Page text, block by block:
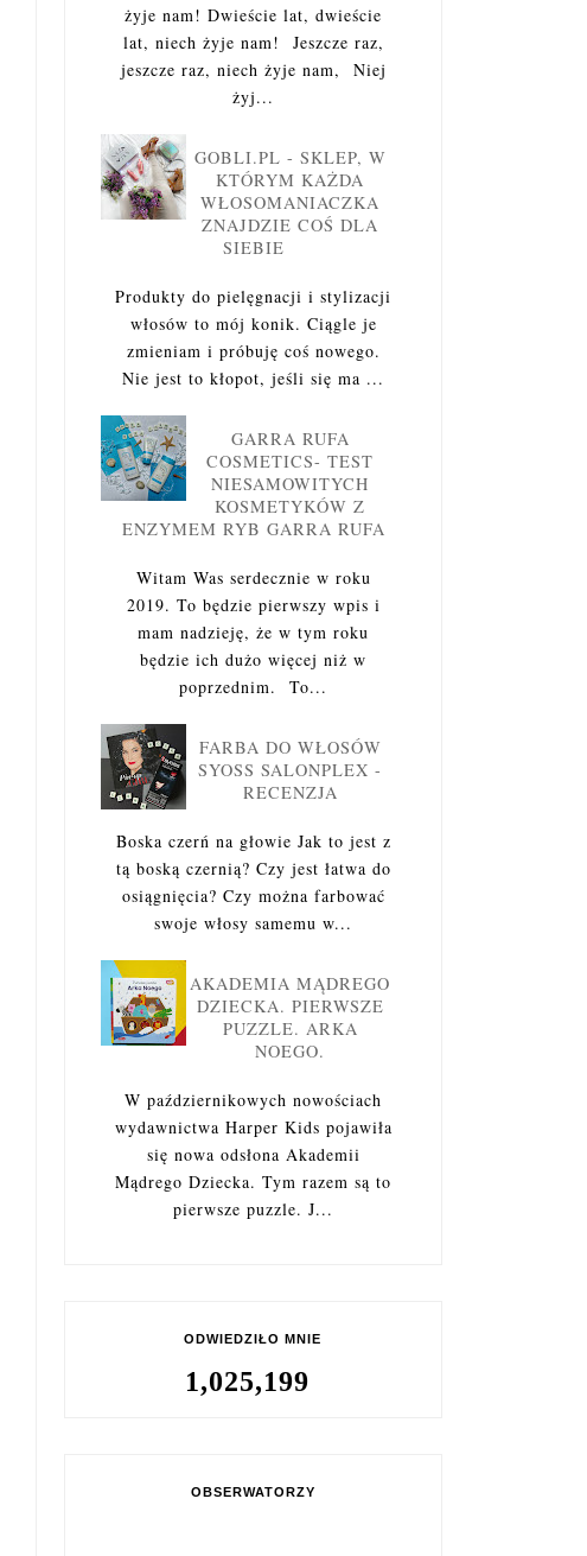
żyje nam! Dwieście lat, dwieście
lat, niech żyje nam! Jeszcze raz,
jeszcze raz, niech żyje nam, Niej
żyj...
GOBLI.PL - SKLEP, W
KTÓRYM KAŻDA
WŁOSOMANIACZKA
ZNAJDZIE COŚ DLA
SIEBIE
Produkty do pielęgnacji i stylizacji
włosów to mój konik. Ciągle je
zmieniam i próbuję coś nowego.
Nie jest to kłopot, jeśli się ma ...
GARRA RUFA
COSMETICS- TEST
NIESAMOWITYCH
KOSMETYKÓW Z
ENZYMEM RYB GARRA RUFA
Witam Was serdecznie w roku
2019. To będzie pierwszy wpis i
mam nadzieję, że w tym roku
będzie ich dużo więcej niż w
poprzednim. To...
FARBA DO WŁOSÓW
SYOSS SALONPLEX -
RECENZJA
Boska czerń na głowie Jak to jest z
tą boską czernią? Czy jest łatwa do
osiągnięcia? Czy można farbować
swoje włosy samemu w...
AKADEMIA MĄDREGO
DZIECKA. PIERWSZE
PUZZLE. ARKA
NOEGO.
W październikowych nowościach
wydawnictwa Harper Kids pojawiła
się nowa odsłona Akademii
Mądrego Dziecka. Tym razem są to
pierwsze puzzle. J...
ODWIEDZIŁO MNIE
1,025,199
OBSERWATORZY